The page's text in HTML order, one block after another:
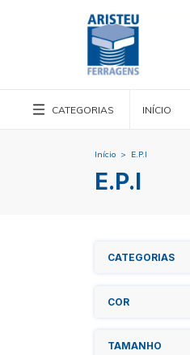
CATEGORIAS INÍCIO
Início > E.P.I
E.P.I
CATEGORIAS
COR
TAMANHO